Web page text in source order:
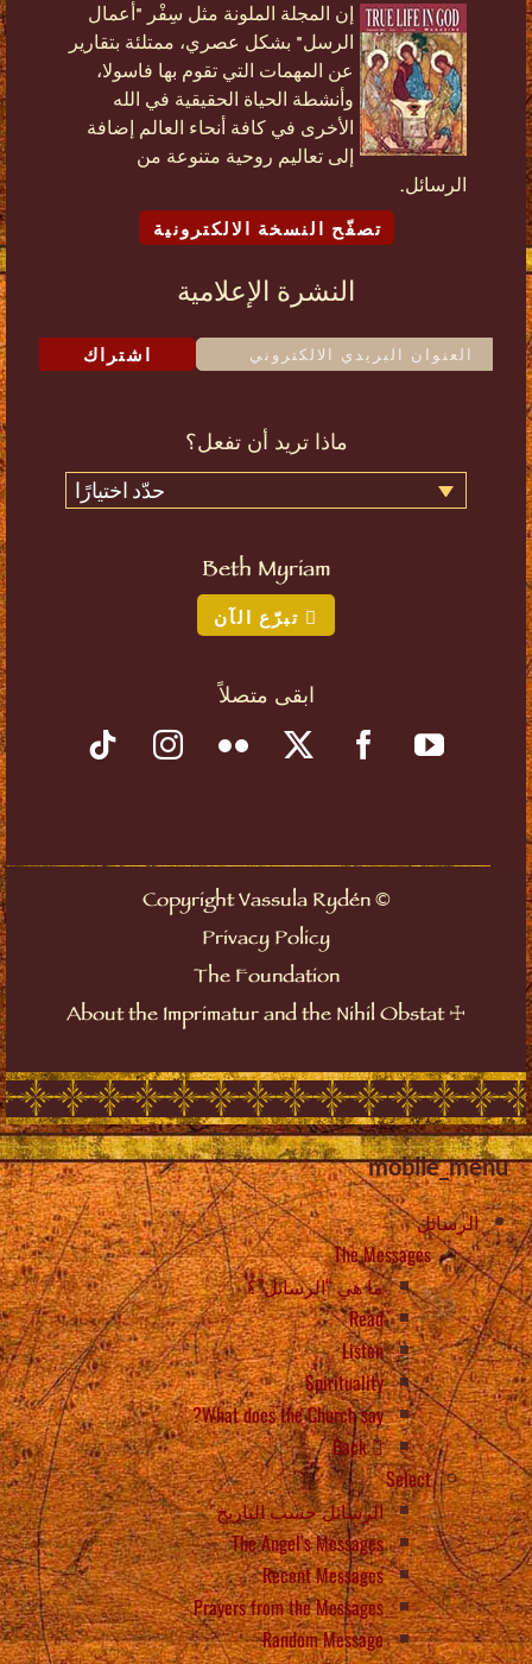
إن المجلة الملونة مثل سِفْر "أعمال
الرسل" بشكل عصري، ممتلئة بتقارير
عن المهمات التي تقوم بها فاسولا،
وأنشطة الحياة الحقيقية في الله
الأخرى في كافة أنحاء العالم إضافة
إلى تعاليم روحية متنوعة من
الرسائل.
تصفّح النسخة الالكترونية
النشرة الإعلامية
اشتراك
ماذا تريد أن تفعل؟
حدّد اختيارًا
Beth Myriam
تبرّع الآن
ابقى متصلاً
©
Copyright Vassula Rydén
Privacy Policy
The Foundation
☩
About the Imprimatur and the Nihil Obstat
mobile_menu
الرسائل
The Messages
ما هي “الرسائل”؟
Read
Listen
Spirituality
What does the Church say?
Back
Select
الرسائل حسب التاريخ
The Angel’s Messages
Recent Messages
Prayers from the Messages
Random Message